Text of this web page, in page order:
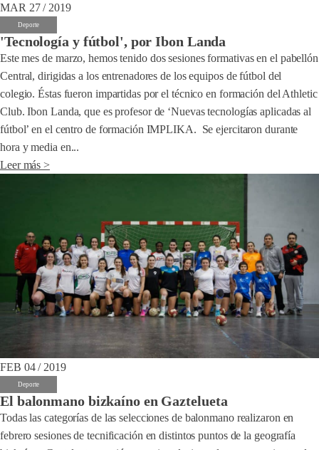
MAR 27 / 2019
Deporte
'Tecnología y fútbol', por Ibon Landa
Este mes de marzo, hemos tenido dos sesiones formativas en el pabellón
Central, dirigidas a los entrenadores de los equipos de fútbol del
colegio. Éstas fueron impartidas por el técnico en formación del Athletic
Club. Ibon Landa, que es profesor de ‘Nuevas tecnologías aplicadas al
fútbol’ en el centro de formación IMPLIKA. Se ejercitaron durante
hora y media en...
Leer más >
FEB 04 / 2019
Deporte
El balonmano bizkaíno en Gaztelueta
Todas las categorías de las selecciones de balonmano realizaron en
febrero sesiones de tecnificación en distintos puntos de la geografía